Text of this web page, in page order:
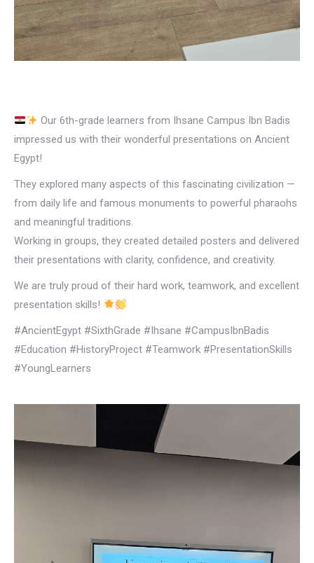
Our 6th-grade learners from Ihsane Campus Ibn Badis
impressed us with their wonderful presentations on Ancient
Egypt!
They explored many aspects of this fascinating civilization —
from daily life and famous monuments to powerful pharaohs
and meaningful traditions.
Working in groups, they created detailed posters and delivered
their presentations with clarity, confidence, and creativity.
We are truly proud of their hard work, teamwork, and excellent
presentation skills!
#AncientEgypt #SixthGrade #Ihsane #CampusIbnBadis
#Education #HistoryProject #Teamwork #PresentationSkills
#YoungLearners